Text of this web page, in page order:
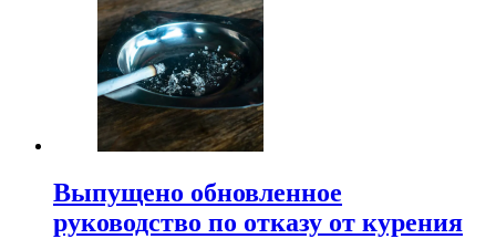
Выпущено обновленное
руководство по отказу от курения